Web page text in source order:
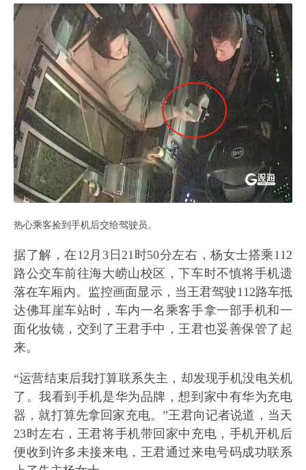
热心乘客捡到手机后交给驾驶员。
据了解，在12月3日21时50分左右，杨女士搭乘112
路公交车前往海大崂山校区，下车时不慎将手机遗
落在车厢内。监控画面显示，当王君驾驶112路车抵
达佛耳崖车站时，车内一名乘客手拿一部手机和一
面化妆镜，交到了王君手中，王君也妥善保管了起
来。
“运营结束后我打算联系失主，却发现手机没电关机
了。我看到手机是华为品牌，想到家中有华为充电
器，就打算先拿回家充电。”王君向记者说道，当天
23时左右，王君将手机带回家中充电，手机开机后
便收到许多未接来电，王君通过来电号码成功联系